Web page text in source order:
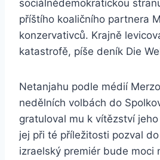
sociálnědemokratickou
příštího koaličního partnera
konzervativců. Krajně
katastrofě, píše deník Die
Netanjahu podle médií
nedělních volbách do
gratuloval mu k vítězství jeho
jej při té příležitosti pozval
izraelský premiér bude moci